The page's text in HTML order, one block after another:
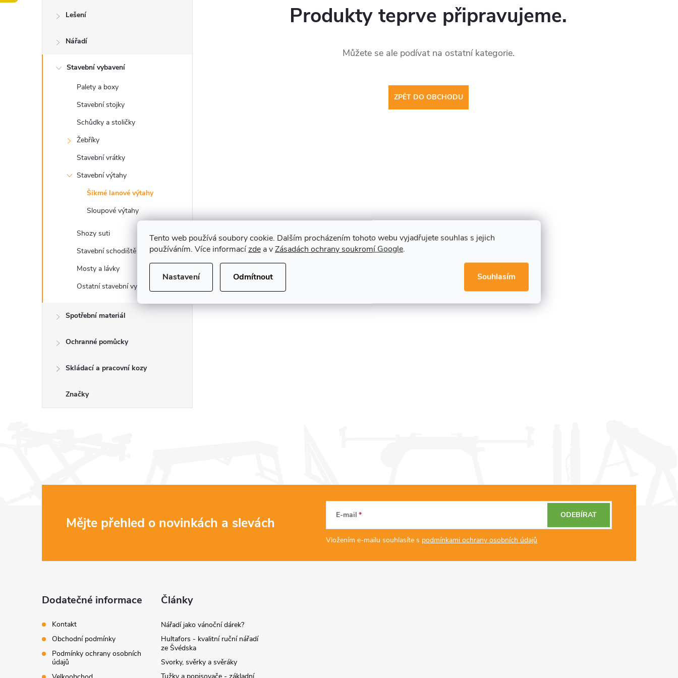
Tento web používá soubory cookie. Dalším procházením tohoto webu vyjadřujete souhlas s jejich
používáním. Více informacízde a vZásadách ochrany soukromí Google.
Nastavení Odmítnout Souhlasím
t
l
Lešení
Nářadí
Stavební vybavení
Palety a boxy
Stavební stojky
Schůdky a stoličky
Žebříky
Stavební vrátky
Stavební výtahy
Šikmé lanové výtahy
Sloupové výtahy
Shozy suti
Stavební schodiště
Mosty a lávky
Ostatní stavební vybavení
Spotřební materiál
Ochranné pomůcky
Skládací a pracovní kozy
Značky
Produkty teprve připravujeme.
Můžete se ale podívat na ostatní kategorie.
ZPĚT DO OBCHODU
Mějte přehled o novinkách a slevách E-mail
Vložením e-mailu souhlasíte s podmínkami ochrany osobních údajů
ODEBÍRAT
Dodatečné informace
Kontakt
Obchodní podmínky
Podmínky ochrany osobních
údajů
Články
Nářadí jako vánoční dárek?
Hultafors - kvalitní ruční nářadí
ze Švédska
Svorky, svěrky a svěráky